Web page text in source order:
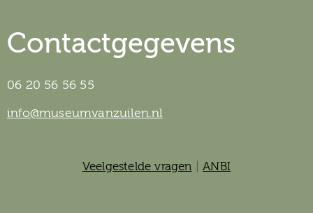
Contactgegevens
06 20 56 56 55
info@museumvanzuilen.nl
Veelgestelde vragen ANBI